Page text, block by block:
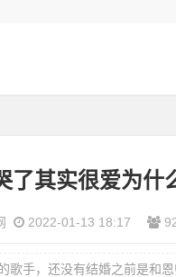
了其实很爱为
2022-01-13 18:17
歌手，还没有结婚之前是和